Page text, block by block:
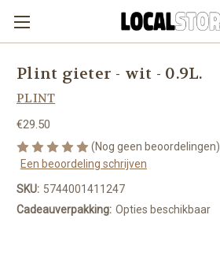
Plint gieter - wit - 0.9L.
PLINT
€29.50
(Nog geen beoordelingen)
Een beoordeling schrijven
SKU: 5744001411247
Cadeauverpakking: Opties beschikbaar